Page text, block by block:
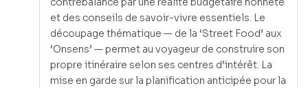
et des conseils de savoir-vivre essentiels. Le
découpage thématique — de la ‘Street Food’ aux
‘Onsens’ — permet au voyageur de construire son
propre itinéraire selon ses centres d’intérêt. La
mise en garde sur la planification anticipée pour la